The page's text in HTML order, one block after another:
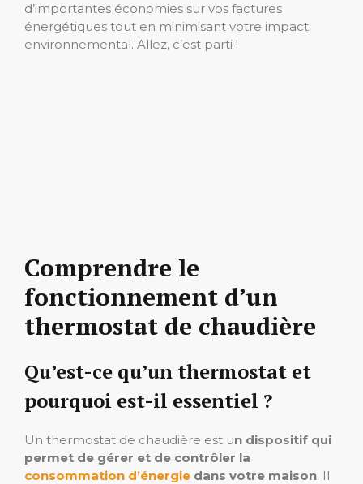
d’importantes économies sur vos factures
énergétiques tout en minimisant votre impact
environnemental. Allez, c’est parti !
Comprendre le
fonctionnement d’un
thermostat de chaudière
Qu’est-ce qu’un thermostat et
pourquoi est-il essentiel ?
Un thermostat de chaudière est un dispositif qui
permet de gérer et de contrôler la
consommation d’énergie dans votre maison. Il